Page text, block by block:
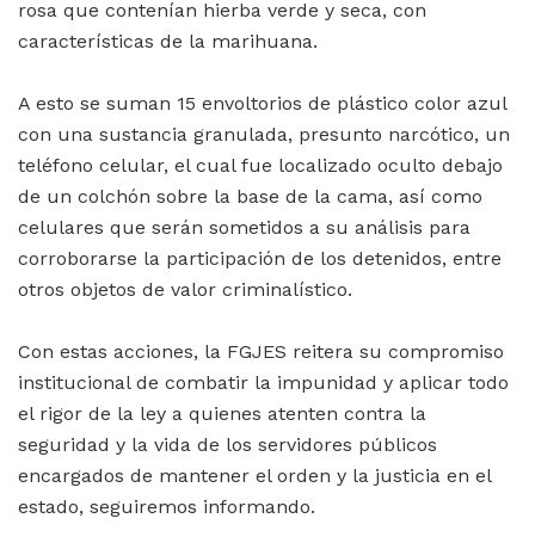
rosa que contenían hierba verde y seca, con
características de la marihuana.
A esto se suman 15 envoltorios de plástico color azul
con una sustancia granulada, presunto narcótico, un
teléfono celular, el cual fue localizado oculto debajo
de un colchón sobre la base de la cama, así como
celulares que serán sometidos a su análisis para
corroborarse la participación de los detenidos, entre
otros objetos de valor criminalístico.
Con estas acciones, la FGJES reitera su compromiso
institucional de combatir la impunidad y aplicar todo
el rigor de la ley a quienes atenten contra la
seguridad y la vida de los servidores públicos
encargados de mantener el orden y la justicia en el
estado, seguiremos informando.